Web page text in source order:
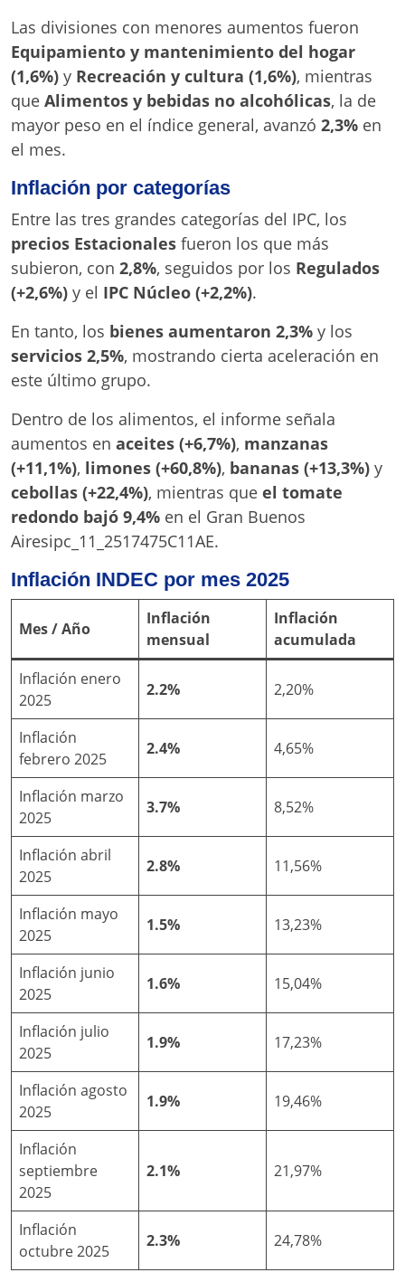
Las divisiones con menores aumentos fueron
Equipamiento y mantenimiento del hogar
(1,6%) y Recreación y cultura (1,6%), mientras
que Alimentos y bebidas no alcohólicas, la de
mayor peso en el índice general, avanzó 2,3% en
el mes.
Inflación por categorías
Entre las tres grandes categorías del IPC, los
precios Estacionales fueron los que más
subieron, con 2,8%, seguidos por los Regulados
(+2,6%) y el IPC Núcleo (+2,2%).
En tanto, los bienes aumentaron 2,3% y los
servicios 2,5%, mostrando cierta aceleración en
este último grupo.
Dentro de los alimentos, el informe señala
aumentos en aceites (+6,7%), manzanas
(+11,1%), limones (+60,8%), bananas (+13,3%) y
cebollas (+22,4%), mientras que el tomate
redondo bajó 9,4% en el Gran Buenos
Airesipc_11_2517475C11AE.
Inflación INDEC por mes 2025
Mes / Año
Inflación
mensual
Inflación
acumulada
Inflación enero
2025
2.2% 2,20%
Inflación
febrero 2025
2.4% 4,65%
Inflación marzo
2025
3.7% 8,52%
Inflación abril
2025
2.8% 11,56%
Inflación mayo
2025
1.5% 13,23%
Inflación junio
2025
1.6% 15,04%
Inflación julio
2025
1.9% 17,23%
Inflación agosto
2025
1.9% 19,46%
Inflación
septiembre
2025
2.1% 21,97%
Inflación
octubre 2025
2.3% 24,78%